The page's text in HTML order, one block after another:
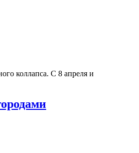
коллапса. С 8 апреля и